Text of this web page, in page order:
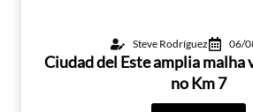
Steve Rodríguez 06/
Ciudad del Este amplia malha
no Km 7